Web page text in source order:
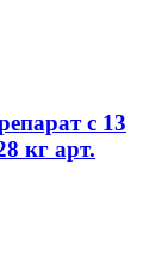
с 13
кг арт.